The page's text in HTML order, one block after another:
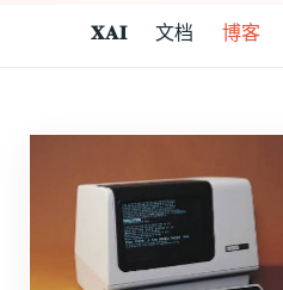
𝐗𝐀𝐈 文档 博客